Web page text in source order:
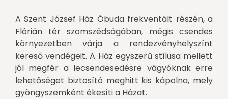
A Szent József Ház Óbuda frekventált részén, a
Flórián tér szomszédságában, mégis csendes
környezetben várja a rendezvényhelyszínt
keresővendégeit. A Ház egyszerű stílusa mellett
jól megfér a lecsendesedésre vágyóknak erre
lehetőséget biztosító meghitt kis kápolna, mely
gyöngyszemként ékesíti a Házat.